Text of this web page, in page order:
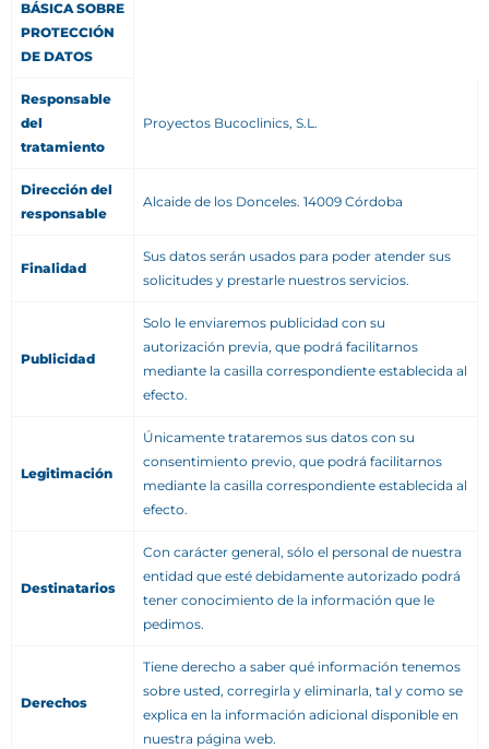
BÁSICA SOBRE
PROTECCIÓN
DE DATOS
Responsable
del
tratamiento
Proyectos Bucoclinics, S.L.
Dirección del
responsable
Alcaide de los Donceles. 14009 Córdoba
Finalidad
Sus datos serán usados para poder atender sus
solicitudes y prestarle nuestros servicios.
Publicidad
Solo le enviaremos publicidad con su
autorización previa, que podrá facilitarnos
mediante la casilla correspondiente establecida al
efecto.
Legitimación
Únicamente trataremos sus datos con su
consentimiento previo, que podrá facilitarnos
mediante la casilla correspondiente establecida al
efecto.
Destinatarios
Con carácter general, sólo el personal de nuestra
entidad que esté debidamente autorizado podrá
tener conocimiento de la información que le
pedimos.
Derechos
Tiene derecho a saber qué información tenemos
sobre usted, corregirla y eliminarla, tal y como se
explica en la información adicional disponible en
nuestra página web.